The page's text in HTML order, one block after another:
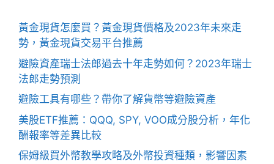
黃金現貨怎麼買？黃金現貨價格及2023年未來走
勢，黃金現貨交易平台推薦
避險資產瑞士法郎過去十年走勢如何？2023年瑞士
法郎走勢預測
避險工具有哪些？帶你了解貨幣等避險資產
美股ETF推薦：QQQ, SPY, VOO成分股分析，年化
酬報率等差異比較
保姆級買外幣教學攻略及外幣投資種類，影響因素